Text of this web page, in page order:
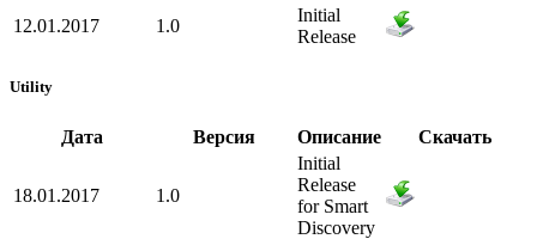
12.01.2017
1.0
Initial
Release
Utility
Дата Версия Описание Скачать
18.01.2017 1.0
Initial
Release
for Smart
Discovery